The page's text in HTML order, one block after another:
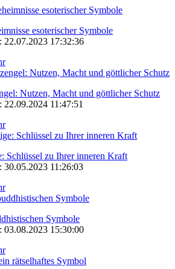
esoterischer Symbole
22.07.2023 17:32:36
Nutzen, Macht und göttlicher Schutz
11:47:51
Schlüssel zu Ihrer inneren Kraft
30.05.2023 11:26:03
Symbole
03.08.2023 15:30:00